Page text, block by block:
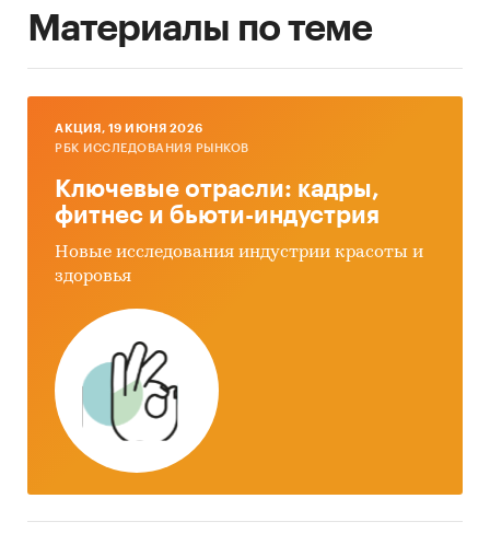
Материалы по теме
AКЦИЯ, 19 ИЮНЯ 2026
РБК ИССЛЕДОВАНИЯ РЫНКОВ
Ключевые отрасли: кадры,
фитнес и бьюти-индустрия
Новые исследования индустрии красоты и
здоровья